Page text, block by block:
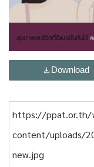
Download
https://ppat.or.th/
content/uploads/
new.jpg